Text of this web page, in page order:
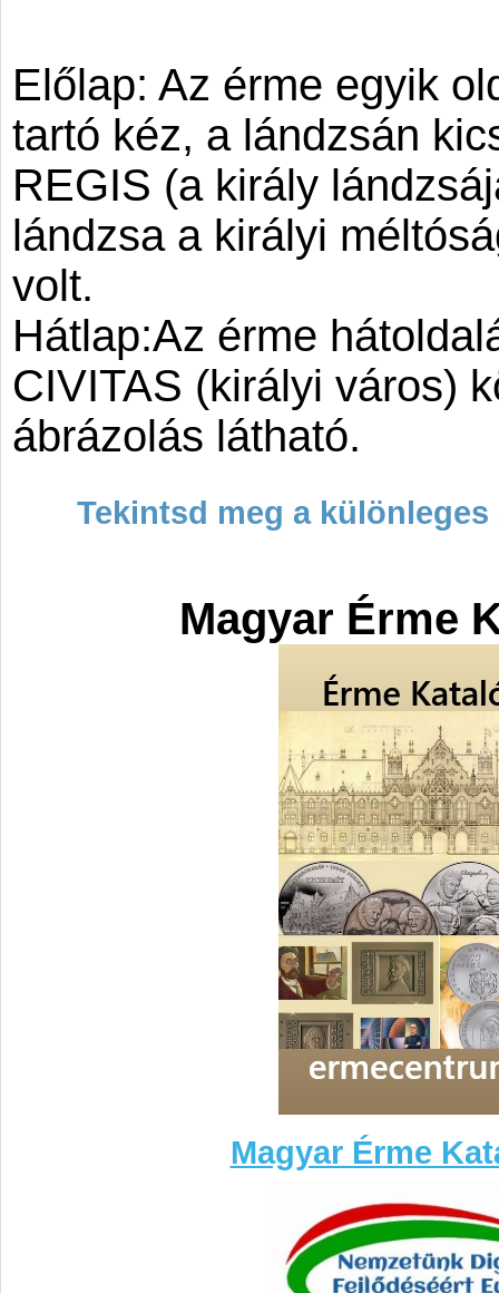
Előlap: Az érme egyik
tartó kéz, a lándzsán
REGIS (a király
lándzsa a királyi
volt.
Hátlap:Az érme
CIVITAS (királyi város)
ábrázolás látható.
Tekintsd meg a
Magyar Érme
Magyar Érme